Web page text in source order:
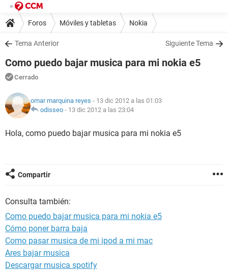
Foros Móviles y tabletas Nokia
Tema Anterior Siguiente Tema
Como puedo bajar musica para mi nokia e5
Cerrado
omar marquina reyes - 13 dic 2012 a las 01:03
odisseo - 13 dic 2012 a las 23:04
Hola, como puedo bajar musica para mi nokia e5
Compartir
Consulta también:
Como puedo bajar musica para mi nokia e5
Cómo poner barra baja
Como pasar musica de mi ipod a mi mac
Ares bajar musica
Descargar musica spotify